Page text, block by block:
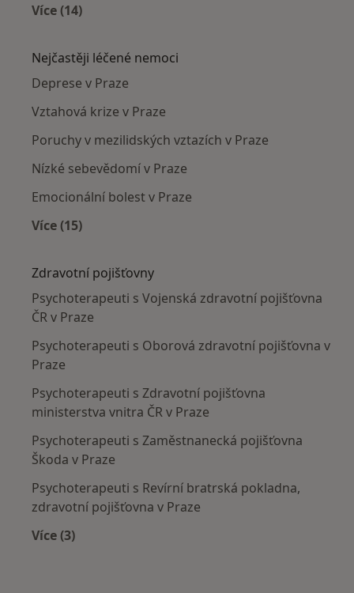
Více (14)
Nejčastěji léčené nemoci
Deprese v Praze
Vztahová krize v Praze
Poruchy v mezilidských vztazích v Praze
Nízké sebevědomí v Praze
Emocionální bolest v Praze
Více (15)
Zdravotní pojišťovny
Psychoterapeuti s Vojenská zdravotní pojišťovna
ČR v Praze
Psychoterapeuti s Oborová zdravotní pojišťovna v
Praze
Psychoterapeuti s Zdravotní pojišťovna
ministerstva vnitra ČR v Praze
Psychoterapeuti s Zaměstnanecká pojišťovna
Škoda v Praze
Psychoterapeuti s Revírní bratrská pokladna,
zdravotní pojišťovna v Praze
Více (3)